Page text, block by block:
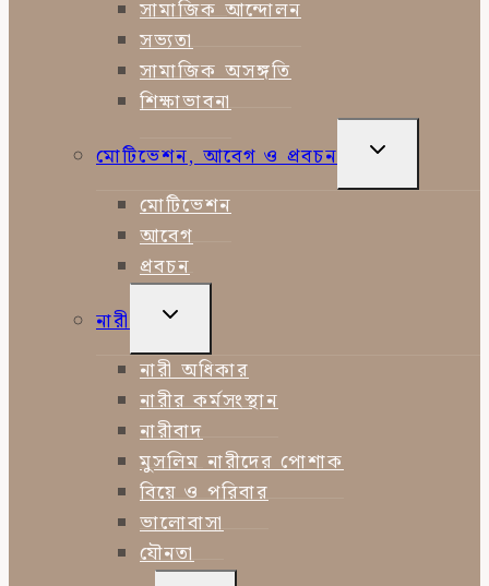
সামাজিক আন্দোলন
সভ্যতা
সামাজিক অসঙ্গতি
শিক্ষাভাবনা
মোটিভেশন, আবেগ ও প্রবচন
TOGGLE
মোটিভেশন
আবেগ
প্রবচন
নারী
TOGGLE
MENU
নারী অধিকার
নারীর কর্মসংস্থান
নারীবাদ
মুসলিম নারীদের পোশাক
বিয়ে ও পরিবার
ভালোবাসা
যৌনতা